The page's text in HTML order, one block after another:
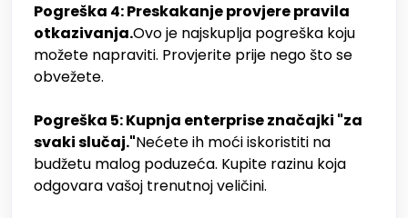
Pogreška 4: Preskakanje provjere pravila
otkazivanja.Ovo je najskuplja pogreška koju
možete napraviti. Provjerite prije nego što se
obvežete.
Pogreška 5: Kupnja enterprise značajki "za
svaki slučaj."Nećete ih moći iskoristiti na
budžetu malog poduzeća. Kupite razinu koja
odgovara vašoj trenutnoj veličini.